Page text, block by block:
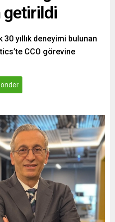
getirildi
yıllık deneyimi bulunan
CCO görevine